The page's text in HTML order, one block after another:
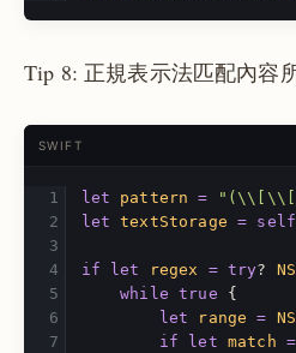
Tip 8: 正規表示法匹配內容
SWIFT
let pattern = "(\\ \\
let
textStorage = self
if let regex = try?
while
true
{
let
range =
if
let match =